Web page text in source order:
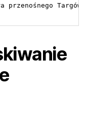
przenośnego Targówek